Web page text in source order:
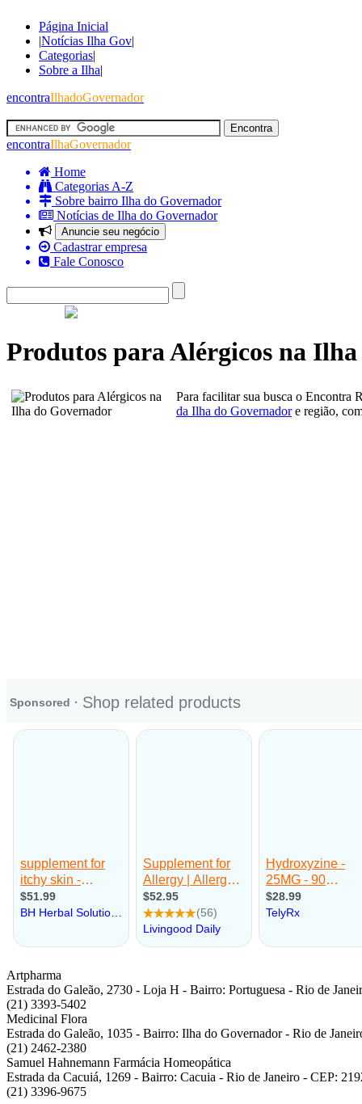
Página Inicial
|Notícias Ilha Gov|
Categorias|
Sobre a Ilha|
encontraIlhadoGovernador
encontraIlhaGovernador
Home
Categorias A-Z
Sobre bairro Ilha do Governador
Notícias de Ilha do Governador
Anuncie seu negócio
Cadastrar empresa
Fale Conosco
Produtos para Alérgicos na
Para facilitar sua busca o Encontra
da Ilha do Governadore região,
Artpharma
Estrada do Galeão, 2730 - Loja H - Bairro: Portuguesa - Rio de
(21) 3393-5402
Medicinal Flora
Estrada do Galeão, 1035 - Bairro: Ilha do Governador - Rio de
(21) 2462-2380
Samuel Hahnemann Farmácia Homeopática
Estrada da Cacuiá, 1269 - Bairro: Cacuia - Rio de Janeiro - CEP:
(21) 3396-9675